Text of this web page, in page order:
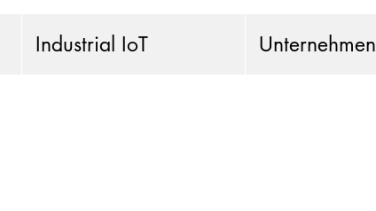
Industrial IoT Unternehmen